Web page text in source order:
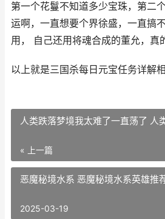
第一个花鬘不知道多少宝珠，第二
运啊，一直想要个界徐盛，一直搞
用， 自己还用将魂合成的董允‍，真
以上就是三国杀每日元宝任务详解相
人类跌落梦境我太难了一直荡了 人
« 上一篇
恶魔秘境水系 恶魔秘境水系英雄推
2025-03-19